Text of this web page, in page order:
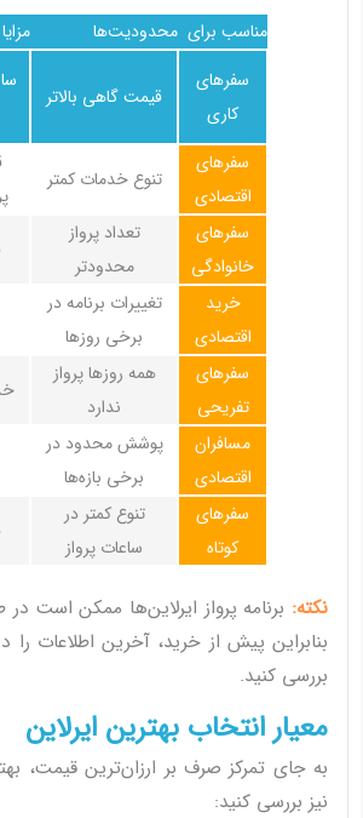
مزایا محدودیت‌ها مناسب برای
قیمت گاهی بالاتر
سفرهای
کاری
تنوع خدمات کمتر
سفرهای
اقتصادی
تعداد پرواز
محدودتر
سفرهای
خانوادگی
تغییرات برنامه در
برخی روزها
خرید
اقتصادی
همه روزها پرواز
ندارد
سفرهای
تفریحی
پوشش محدود در
برخی بازه‌ها
مسافران
اقتصادی
تنوع کمتر در
ساعات پرواز
سفرهای
کوتاه
نکته: برنامه پرواز ایرلاین‌ها ممکن است
بنابراین پیش از خرید، آخرین اطلاعات را
بررسی کنید.
معیار انتخاب بهترین ایرلاین
به جای تمرکز صرف بر ارزان‌ترین قیمت،
نیز بررسی کنید: